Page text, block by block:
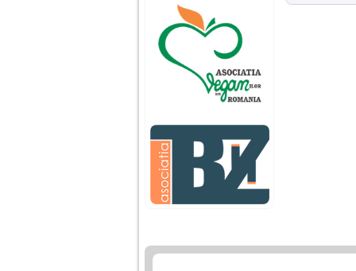
ani, privind in urma
realizez cat de multe
greseli am facut in
educatia si cresterea
ei, am fost o mama
egoista, preocupata
de implinirea
profesionala, cand ea
era mica am neglijat-
agresiva, orice
greseala era taxata cu
o palma sau pedepse.
De 4 ani am o relatie
serioasa cu un barbat
sa se manifeste o